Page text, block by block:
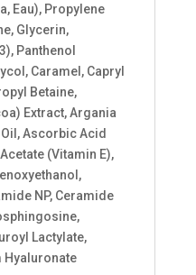
Eau), Propylene
Glycerin,
Panthenol
Caramel, Capryl
Betaine,
Extract, Argania
Ascorbic Acid
(Vitamin E),
NP, Ceramide
Lactylate,
Hyaluronate